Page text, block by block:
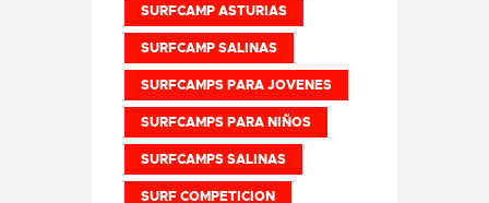
SURFCAMP ASTURIAS
SURFCAMP SALINAS
SURFCAMPS PARA JOVENES
SURFCAMPS PARA NIÑOS
SURFCAMPS SALINAS
SURF COMPETICION